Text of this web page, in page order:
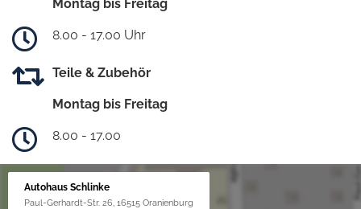
Montag bis Freitag
8.00 - 17.00 Uhr
Teile & Zubehör
Montag bis Freitag
8.00 - 17.00
Autohaus Schlinke
Paul-Gerhardt-Str. 26, 16515 Oranienburg